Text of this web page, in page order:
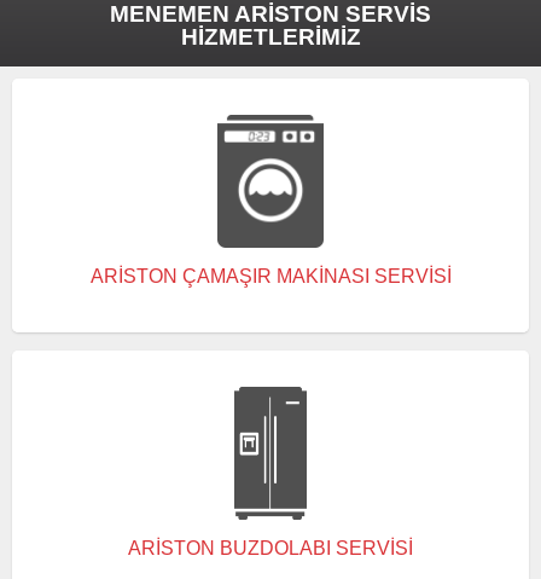
MENEMEN ARISTON SERVIS
HIZMETLERIMIZ
ARISTON ÇAMAŞIR MAKINASI SERVISI
ARISTON BUZDOLABI SERVISI